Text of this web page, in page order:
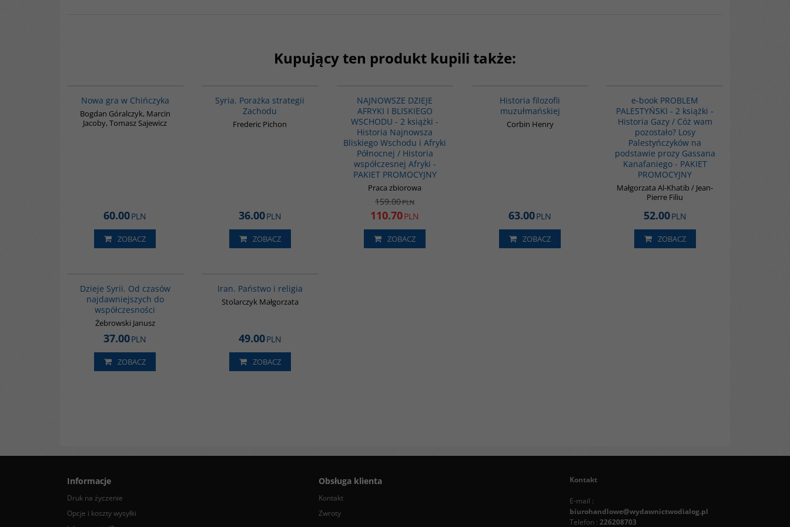
Kupujący ten produkt kupili także:
Nowa gra w Chińczyka
Bogdan Góralczyk, Marcin
Jacoby, Tomasz Sajewicz
60.00PLN
ZOBACZ
Syria. Porażka strategii
Zachodu
Frederic Pichon
36.00PLN
ZOBACZ
NAJNOWSZE DZIEJE
AFRYKI I BLISKIEGO
WSCHODU - 2 książki -
Historia Najnowsza
Bliskiego Wschodu i Afryki
Północnej / Historia
współczesnej Afryki -
PAKIET PROMOCYJNY
Praca zbiorowa
159.00PLN
110.70PLN
ZOBACZ
Historia filozofii
muzułmańskiej
Corbin Henry
63.00PLN
ZOBACZ
e-book PROBLEM
PALESTYŃSKI - 2 książki -
Historia Gazy / Cóż wam
pozostało? Losy
Palestyńczyków na
podstawie prozy Gassana
Kanafaniego - PAKIET
PROMOCYJNY
Małgorzata Al-Khatib / Jean-
Pierre Filiu
52.00PLN
ZOBACZ
Dzieje Syrii. Od czasów
najdawniejszych do
współczesności
Żebrowski Janusz
37.00PLN
ZOBACZ
Iran. Państwo i religia
Stolarczyk Małgorzata
49.00PLN
ZOBACZ
Informacje
Druk na życzenie
Opcje i koszty wysyłki
Obsługa klienta
Kontakt
Zwroty
Kontakt
E-mail :
biurohandlowe@wydawnictwodialog.pl
Telefon : 226208703